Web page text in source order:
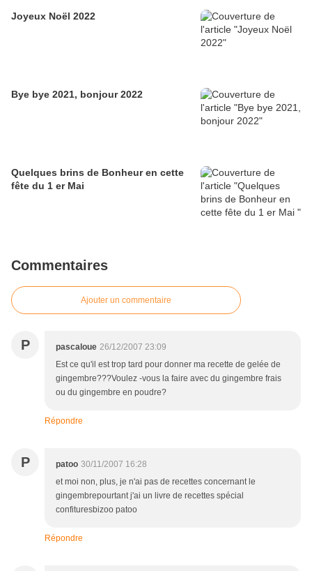
Joyeux Noël 2022
Bye bye 2021, bonjour 2022
Quelques brins de Bonheur en cette
fête du 1 er Mai
Commentaires
Ajouter un commentaire
P pascaloue 26/12/2007 23:09
Est ce qu'il est trop tard pour donner ma recette de gelée de
gingembre???Voulez -vous la faire avec du gingembre frais
ou du gingembre en poudre?
Répondre
P patoo 30/11/2007 16:28
et moi non, plus, je n'ai pas de recettes concernant le
gingembrepourtant j'ai un livre de recettes spécial
confituresbizoo patoo
Répondre